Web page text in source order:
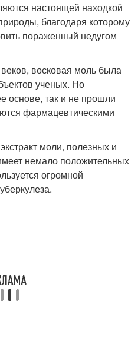
настоящей находкой
благодаря которому
пораженный недугом
восковая моль была
ученых. Но
основе, так и не прошли
фармацевтическими
моли, полезных и
немало положительных
огромной